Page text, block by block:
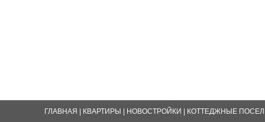
ГЛАВНАЯ КВАРТИРЫ НОВОСТРОЙКИ КОТТЕДЖНЫЕ